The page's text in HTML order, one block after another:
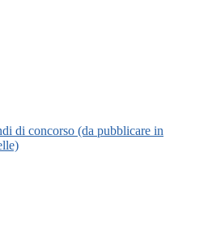
di concorso (da pubblicare in